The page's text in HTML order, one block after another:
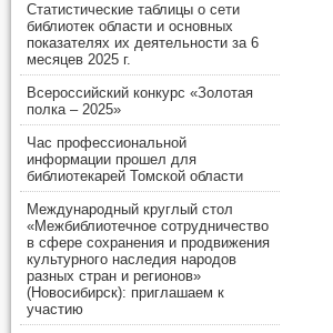
Статистические таблицы о сети
библиотек области и основных
показателях их деятельности за 6
месяцев 2025 г.
Всероссийский конкурс «Золотая
полка – 2025»
Час профессиональной
информации прошел для
библиотекарей Томской области
Международный круглый стол
«Межбиблиотечное сотрудничество
в сфере сохранения и продвижения
культурного наследия народов
разных стран и регионов»
(Новосибирск): приглашаем к
участию